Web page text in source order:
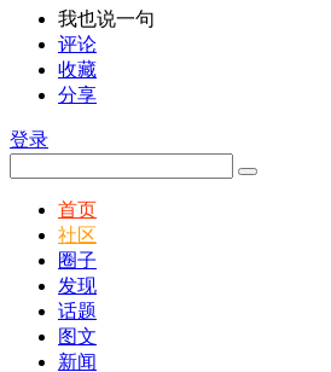
我也说一句
评论
收藏
分享
登录
首页
社区
圈子
发现
话题
图文
新闻